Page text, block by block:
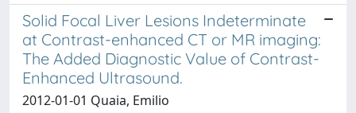
Solid Focal Liver Lesions Indeterminate
at Contrast-enhanced CT or MR imaging:
The Added Diagnostic Value of Contrast-
Enhanced Ultrasound.
2012-01-01 Quaia, Emilio